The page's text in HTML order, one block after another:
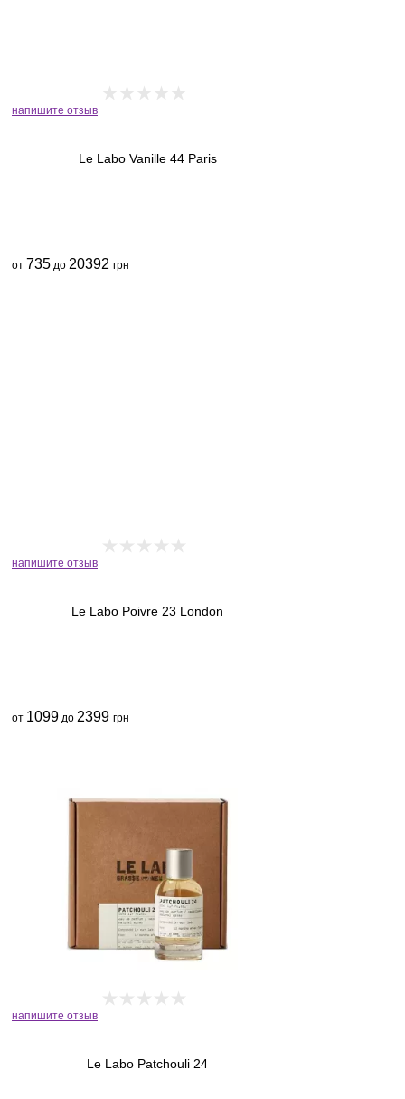
напишите отзыв
Le Labo Vanille 44 Paris
от 735 до 20392 грн
напишите отзыв
Le Labo Poivre 23 London
от 1099 до 2399 грн
напишите отзыв
Le Labo Patchouli 24